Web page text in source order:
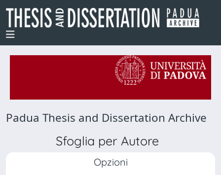
Padua Thesis and Dissertation Archive
Sfoglia per Autore
Opzioni